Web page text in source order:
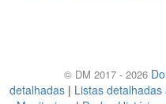
© DM 2017 - 2026
detalhadas | Listas